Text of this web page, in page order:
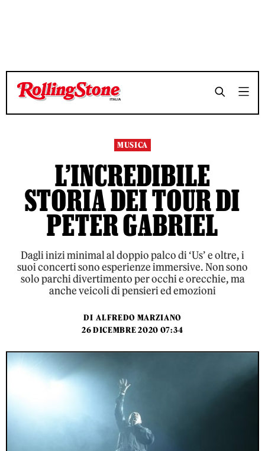
TEMPO DI LETTURA 13 MINUTI SHARE
TEMPO DI LETTURA 13 MINUTI SHARE
MUSICA
L’INCREDIBILE
STORIA DEI TOUR DI
PETER GABRIEL
Dagli inizi minimal al doppio palco di ‘Us’ e oltre, i
suoi concerti sono esperienze immersive. Non sono
solo parchi divertimento per occhi e orecchie, ma
anche veicoli di pensieri ed emozioni
DI ALFREDO MARZIANO
26 DICEMBRE 2020 07:34